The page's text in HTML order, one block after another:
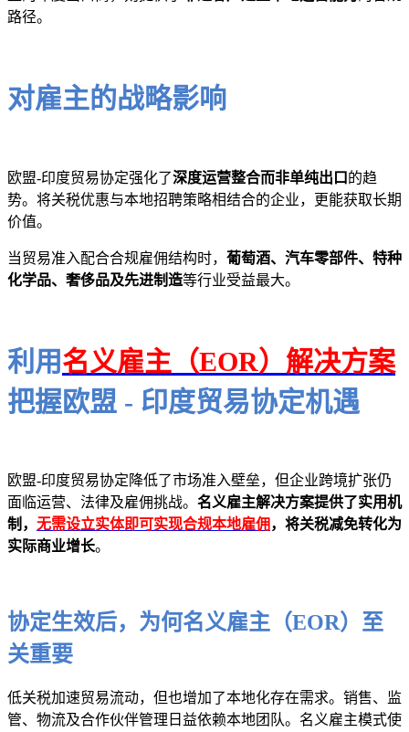
路径。
对雇主的战略影响
欧盟-印度贸易协定强化了深度运营整合而非单纯出口 的趋
势。将关税优惠与本地招聘策略相结合的企业，更能获取长期
价值。
当贸易准入配合合规雇佣结构时， 葡萄酒、汽车零部件、特种
化学品、奢侈品及先进制造等行业受益最大。
利用名义雇主（EOR）解决方案
把握欧盟 - 印度贸易协定机遇
欧盟-印度贸易协定降低了市场准入壁垒，但企业跨境扩张仍
面临运营、法律及雇佣挑战。 名义雇主解决方案提供了实用机
制， 无需设立实体即可实现合规本地雇佣 ，将关税减免转化为
实际商业增长。
协定生效后，为何名义雇主（EOR）至
关重要
低关税加速贸易流动，但也增加了本地化存在需求。销售、监
管、物流及合作伙伴管理日益依赖本地团队。名义雇主模式使